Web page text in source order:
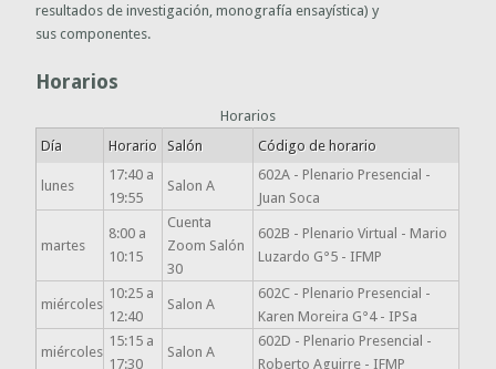
resultados de investigación, monografía ensayística) y
sus componentes.
Horarios
Horarios
Día
Horario Salón Código de horario
lunes
17:40 a
19:55
Salon A
602A - Plenario Presencial -
Juan Soca
martes
8:00 a
10:15
Cuenta
Zoom Salón
30
602B - Plenario Virtual - Mario
Luzardo G°5 - IFMP
miércoles
10:25 a
12:40
Salon A
602C - Plenario Presencial -
Karen Moreira G°4 - IPSa
miércoles
15:15 a
17:30
Salon A
602D - Plenario Presencial -
Roberto Aguirre - IFMP